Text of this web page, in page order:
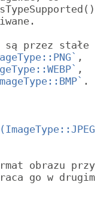
są przez stałe
,
,
.
obrazu
go w